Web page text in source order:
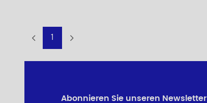
1
Abonnieren Sie unseren Newsletter